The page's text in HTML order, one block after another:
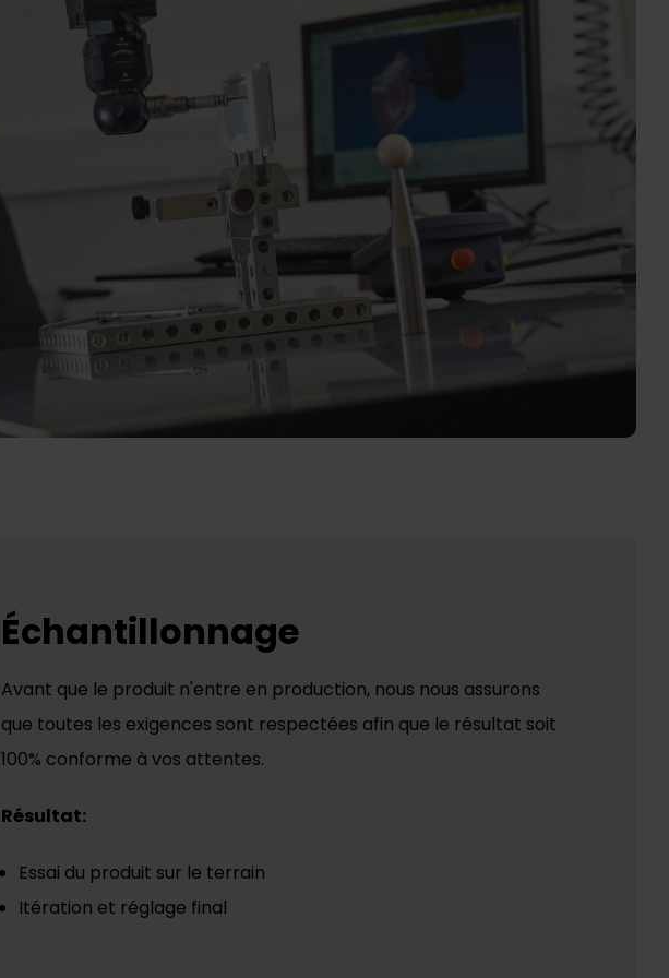
Échantillonnage
Avant que le produit n'entre en production, nous nous assurons
que toutes les exigences sont respectées afin que le résultat soit
100% conforme à vos attentes.
Résultat:
Essai du produit sur le terrain
Itération et réglage final